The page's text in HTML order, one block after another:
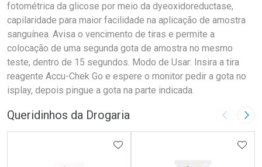
fotométrica da glicose por meio da dyeoxidoreductase,
capilaridade para maior facilidade na aplicação de amostra
sanguínea. Avisa o vencimento de tiras e permite a
colocação de uma segunda gota de amostra no mesmo
teste, dentro de 15 segundos. Modo de Usar: Insira a tira
reagente Accu-Chek Go e espere o monitor pedir a gota no
isplay, depois pingue a gota na parte indicada.
Queridinhos da Drogaria Imagem
ADICIONAR AOS FAVORITOS